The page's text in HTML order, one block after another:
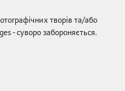
творів та/або
- суворо забороняється.